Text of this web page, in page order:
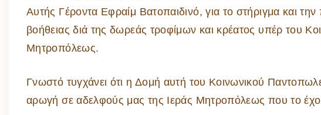
Αυτής Γέροντα Εφραίμ Βατοπαιδινό, για το στήριγμα και
βοήθειας διά της δωρεάς τροφίμων και κρέατος υπέρ του
Μητροπόλεως.
Γνωστό τυγχάνει ότι η Δομή αυτή του Κοινωνικού
αρωγή σε αδελφούς μας της Ιεράς Μητροπόλεως που το